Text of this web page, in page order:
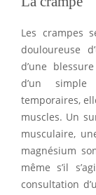
Les crampes
douloureuse
d’une
d’un simple
temporaires,
muscles. Un
musculaire,
magnésium
même s’il
consultation